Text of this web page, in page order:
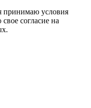
принимаю условия
согласие на